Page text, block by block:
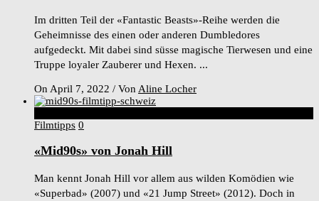
Im dritten Teil der «Fantastic Beasts»-Reihe werden die
Geheimnisse des einen oder anderen Dumbledores
aufgedeckt. Mit dabei sind süsse magische Tierwesen und eine
Truppe loyaler Zauberer und Hexen. ...
On April 7, 2022 / Von Aline Locher
Filmtipps 0
«Mid90s» von Jonah Hill
Man kennt Jonah Hill vor allem aus wilden Komödien wie
«Superbad» (2007) und «21 Jump Street» (2012). Doch in